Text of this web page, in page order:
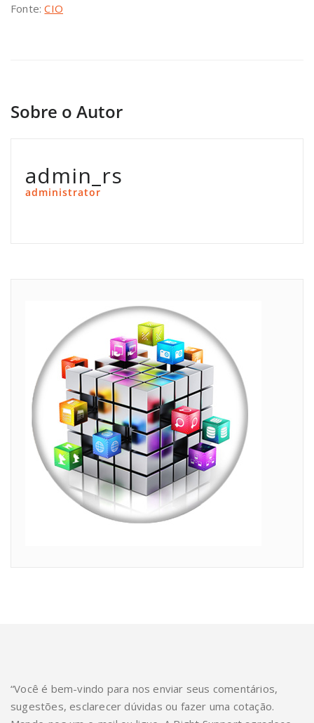
Fonte:CIO
Sobre o Autor
admin_rs
administrator
“Você é bem-vindo para nos enviar seus comentários,
sugestões, esclarecer dúvidas ou fazer uma cotação.